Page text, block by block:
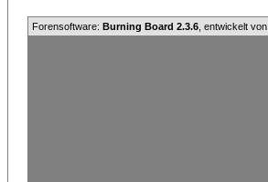
Forensoftware: Burning Board 2.3.6 , entwickelt von